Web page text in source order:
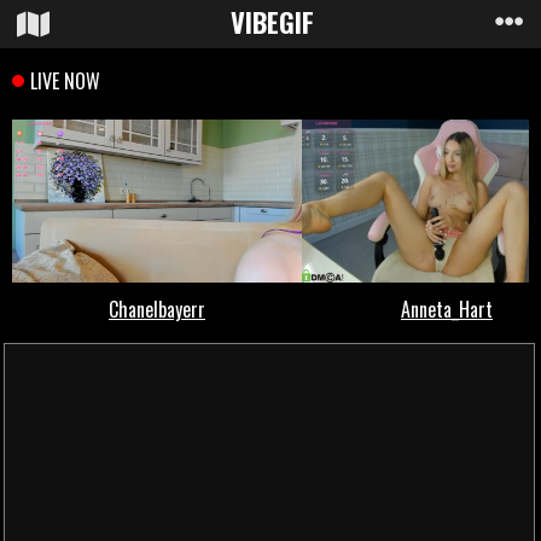
VIBEGIF